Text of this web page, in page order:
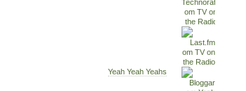
Yeah Yeah Yeahs